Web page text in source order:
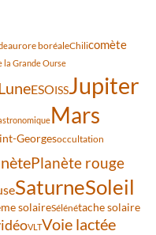
aurore boréaleChilicomète
la Grande Ourse
ESOISSJupiter
Mars
Georgesoccultation
Planète rouge
SaturneSoleil
solaireSélénétache solaire
VLTVoie lactée